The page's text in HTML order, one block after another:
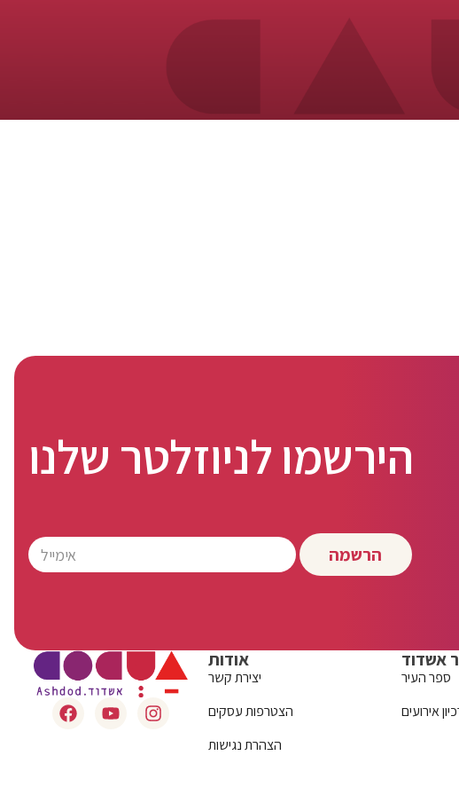
הירשמו לניוזלטר שלנו
הרשמה
אודות
יצירת קשר
הצטרפות עסקים
הצהרת נגישות
אשדוד
ספר העיר
אירועים